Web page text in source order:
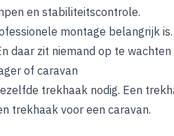
en stabiliteitscontrole.
montage belangrijk
daar zit niemand op te
of caravan
trekhaak nodig. Een
trekhaak voor een caravan.